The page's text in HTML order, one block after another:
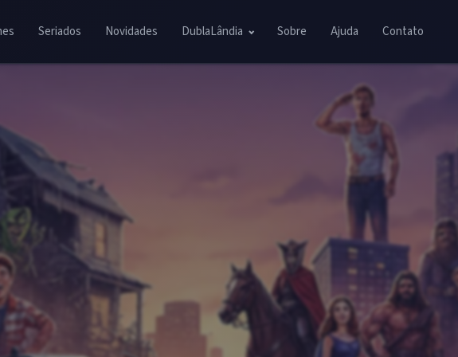
Seriados Novidades DublaLândia Sobre Ajuda Contato